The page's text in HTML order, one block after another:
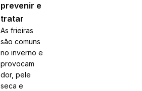
prevenir e
tratar
As frieiras
são comuns
no inverno e
provocam
dor, pele
seca e